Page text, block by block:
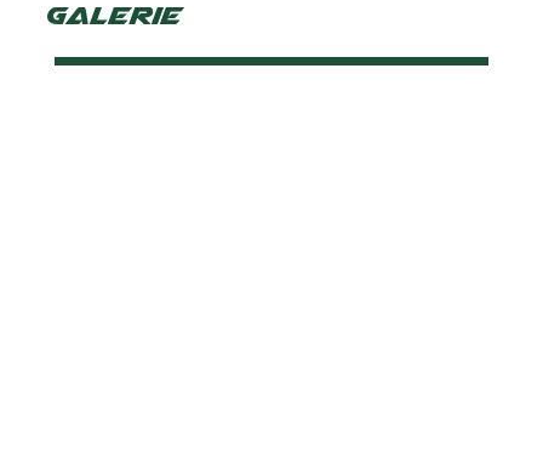
Galerie